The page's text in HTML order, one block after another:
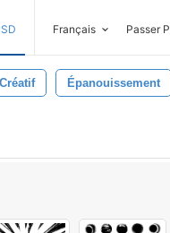
Français Passer
Créatif Épanouissement